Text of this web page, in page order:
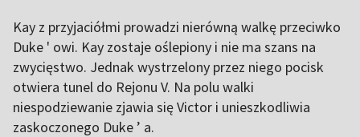
Kay z przyjaciółmi prowadzi nierówną walkę przeciwko
Duke ' owi. Kay zostaje oślepiony i nie ma szans na
zwycięstwo. Jednak wystrzelony przez niego pocisk
otwiera tunel do Rejonu V. Na polu walki
niespodziewanie zjawia się Victor i unieszkodliwia
zaskoczonego Duke ’ a.